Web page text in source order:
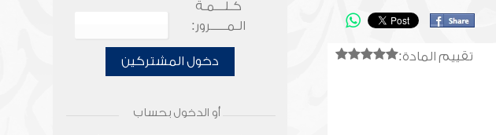
تقييم المادة:
كـلـــمـة
الـمـــــرور:
دخول المشتركين
أو الدخول بحساب